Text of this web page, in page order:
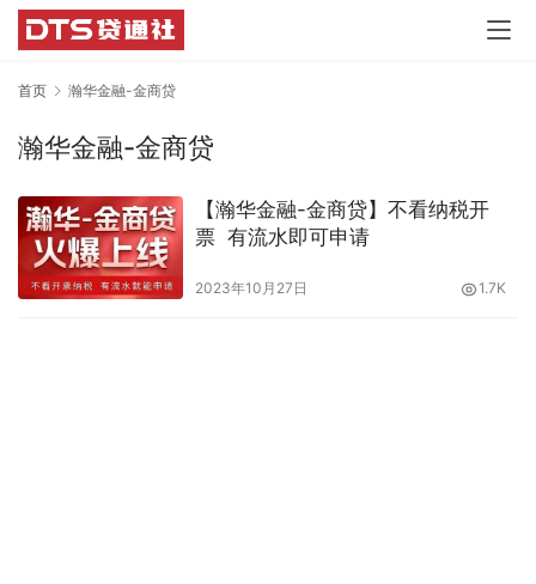
首页 瀚华金融-金商贷
瀚华金融-金商贷
【瀚华金融-金商贷】不看纳税开
票 有流水即可申请
2023年10月27日 1.7K